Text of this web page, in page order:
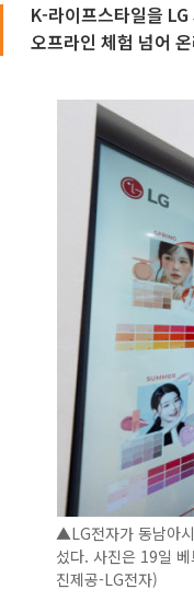
K-라이프스타일을
오프라인 체험 넘어
▲LG전자가 동남아
섰다. 사진은 19일
진제공-LG전자)